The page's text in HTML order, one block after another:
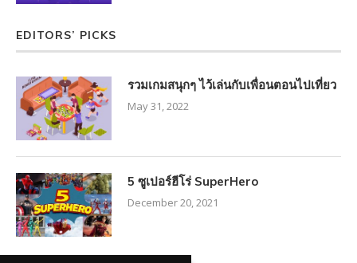
EDITORS’ PICKS
รวมเกมสนุกๆ ไว้เล่นกับเพื่อนตอนไปเที่ยว
May 31, 2022
5 ซูเปอร์ฮีโร่ SuperHero
December 20, 2021